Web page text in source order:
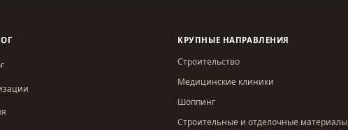
КРУПНЫЕ НАПРАВЛЕНИЯ
Строительство
Медицинские клиники
Шоппинг
Строительные и отделочные материалы